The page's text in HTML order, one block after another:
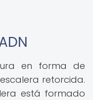
en forma de
retorcida.
está formado